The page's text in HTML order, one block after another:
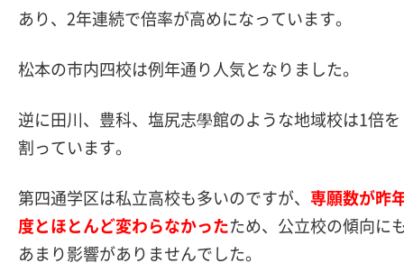
あり、2年連続で倍率が高めになっています。
松本の市内四校は例年通り人気となりました。
逆に田川、豊科、塩尻志學館のような地域校は1倍を
割っています。
第四通学区は私立高校も多いのですが、 専願数が昨
度とほとんど変わらなかったため、公立校の傾向に
あまり影響がありませんでした。